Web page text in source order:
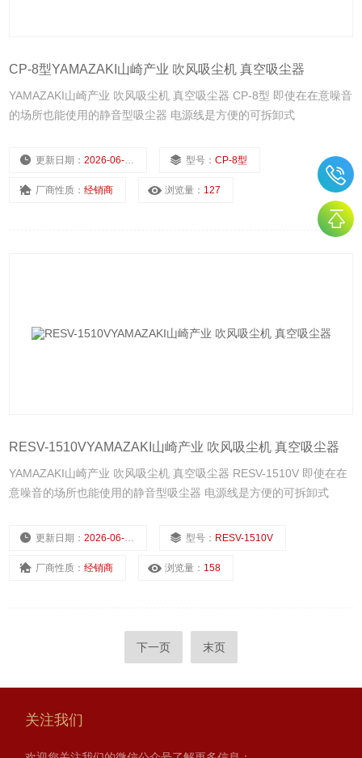
CP-8型YAMAZAKI山崎产业 吹风吸尘机 真空吸尘器
YAMAZAKI山崎产业 吹风吸尘机 真空吸尘器 CP-8型 即使在在意噪音
的场所也能使用的静音型吸尘器 电源线是方便的可拆卸式
更新日期：2026-06-22 型号：CP-8型
厂商性质：经销商 浏览量： 127
RESV-1510VYAMAZAKI山崎产业 吹风吸尘机 真空吸尘器
YAMAZAKI山崎产业 吹风吸尘机 真空吸尘器 RESV-1510V 即使在在
意噪音的场所也能使用的静音型吸尘器 电源线是方便的可拆卸式
更新日期：2026-06-22 型号： RESV-1510V
厂商性质：经销商 浏览量： 158
下一页 末页
关注我们